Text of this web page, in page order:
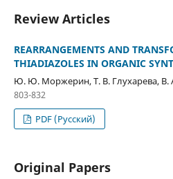
Review Articles
REARRANGEMENTS AND
THIADIAZOLES IN ORGANIC
Ю. Ю. Моржерин, Т. В. Глухарева, В.
803-832
PDF (Русский)
Original Papers